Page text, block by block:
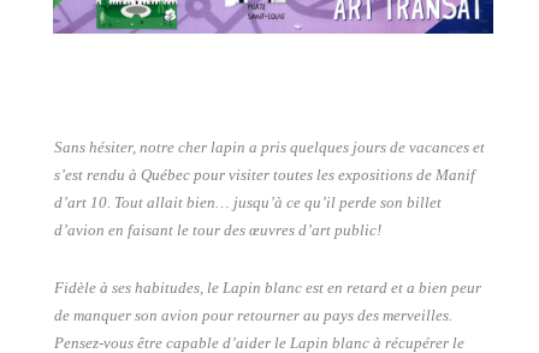
Sans hésiter, notre cher lapin a pris quelques jours de vacances et
s’est rendu à Québec pour visiter toutes les expositions de Manif
d’art 10. Tout allait bien… jusqu’à ce qu’il perde son billet
d’avion en faisant le tour des œuvres d’art public!
Fidèle à ses habitudes, le Lapin blanc est en retard et a bien peur
de manquer son avion pour retourner au pays des merveilles.
Pensez-vous être capable d’aider le Lapin blanc à récupérer le